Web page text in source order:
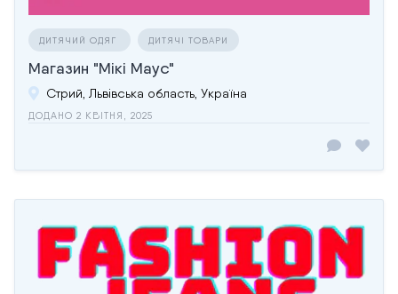
ДИТЯЧИЙ ОДЯГ ДИТЯЧІ ТОВАРИ
Магазин "Мікі Маус"
Стрий, Львівська область, Україна
ДОДАНО 2 КВІТНЯ, 2025